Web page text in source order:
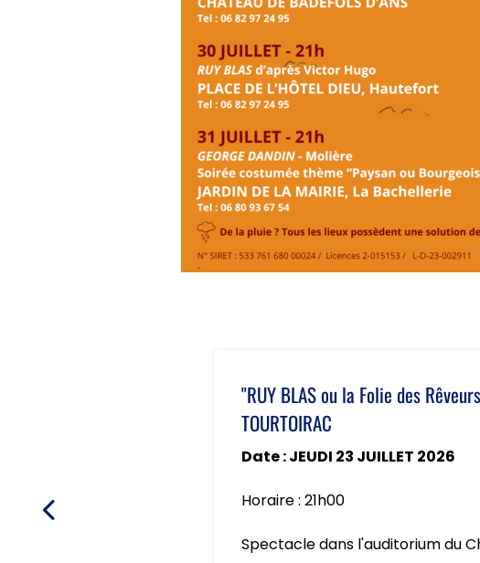
"RUY BLAS ou la Folie des
VÉZÈRE
Date : VENDREDI 24 JUILLET 2026
Horaire : 20h30
Spectacle en plein air.